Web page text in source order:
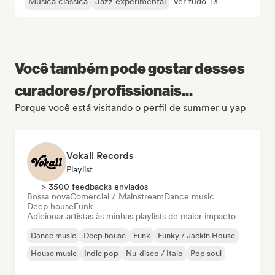
Você também pode gostar desses
curadores/profissionais...
Porque você está visitando o perfil de summer u yap
Vokall Records
Playlist
> 3500 feedbacks enviados
Bossa novaComercial / MainstreamDance music
Deep houseFunk
Adicionar artistas às minhas playlists de maior impacto
Dance music Deep house Funk
Funky / Jackin House
House music
Indie pop Nu-disco / Italo Pop soul